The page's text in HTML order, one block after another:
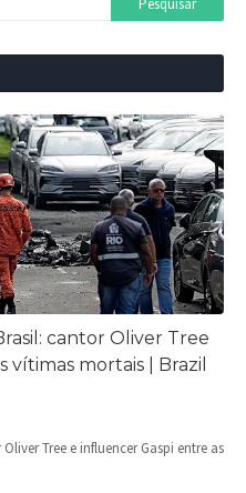
cantor Oliver Tree
mortais | Brazil
Tree e influencer Gaspi entre as